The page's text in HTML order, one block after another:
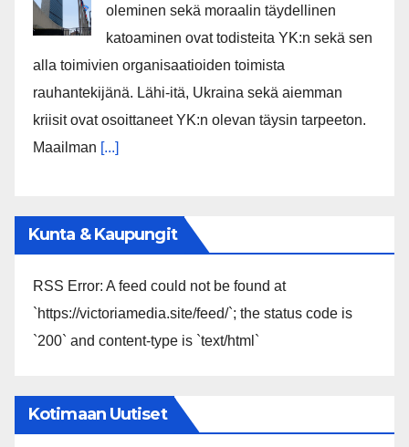
oleminen sekä moraalin täydellinen
katoaminen ovat todisteita YK:n sekä sen
alla toimivien organisaatioiden toimista
rauhantekijänä. Lähi-itä, Ukraina sekä aiemman
kriisit ovat osoittaneet YK:n olevan täysin tarpeeton.
Maailman [...]
Kunta & Kaupungit
RSS Error: A feed could not be found at
`https://victoriamedia.site/feed/`; the status code is
`200` and content-type is `text/html`
Kotimaan Uutiset